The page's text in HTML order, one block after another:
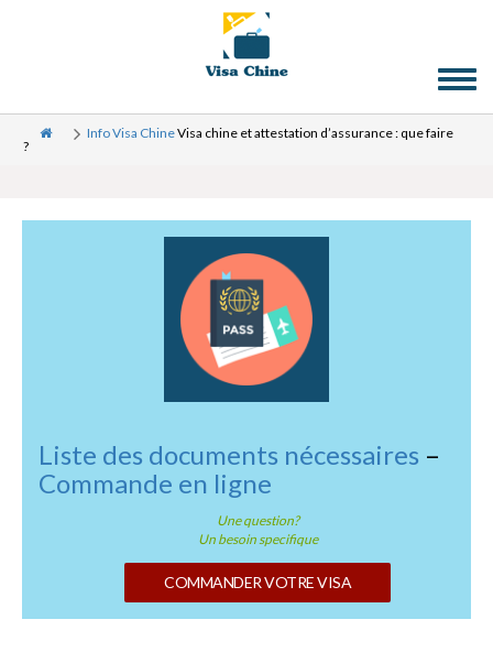
Info Visa ChineVisa chine et attestation d’assurance : que faire
?
Liste des documents nécessaires –
Commande en ligne
Une question?
Un besoin specifique
COMMANDER VOTRE VISA